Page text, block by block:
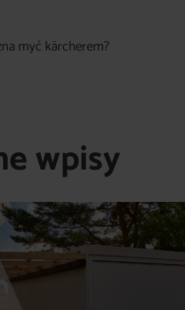
myć kärcherem?
wpisy